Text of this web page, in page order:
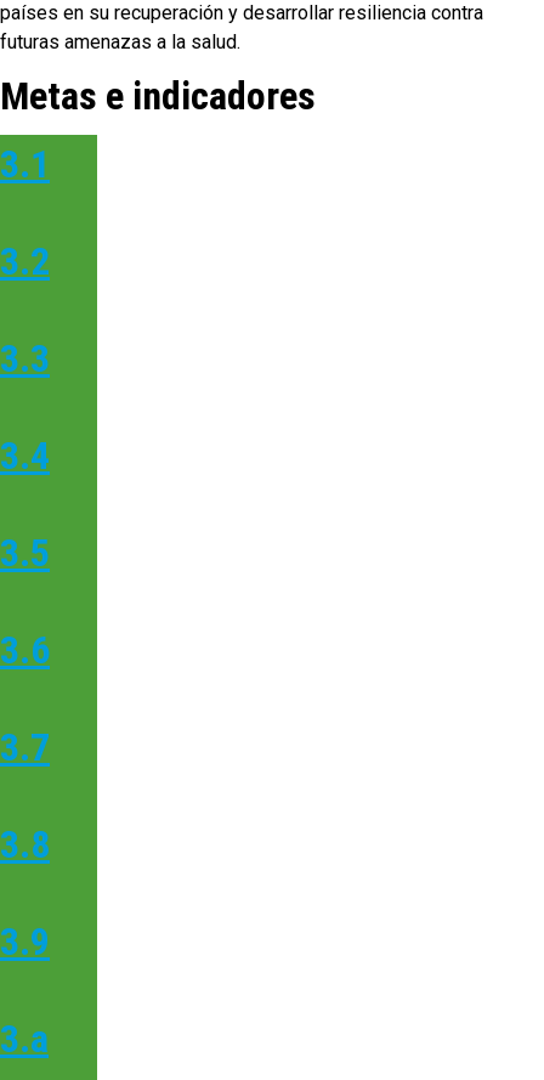
países en su recuperación y desarrollar resiliencia contra
futuras amenazas a la salud.
Metas e indicadores
3.1
3.2
3.3
3.4
3.5
3.6
3.7
3.8
3.9
3.a